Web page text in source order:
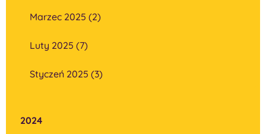
Marzec 2025 (2)
Luty 2025 (7)
Styczeń 2025 (3)
2024